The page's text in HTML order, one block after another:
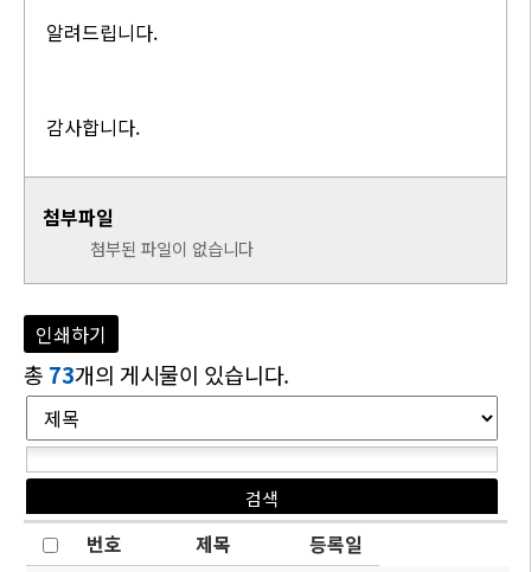
알려드립니다.
감사합니다.
첨부파일
첨부된 파일이 없습니다
인쇄하기
총 73개의 게시물이 있습니다.
번호 제목 등록일